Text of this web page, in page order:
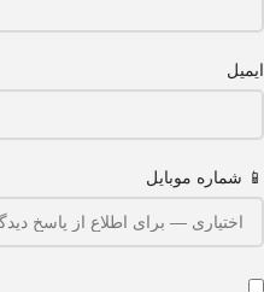
ایمیل
📱 شماره موبایل